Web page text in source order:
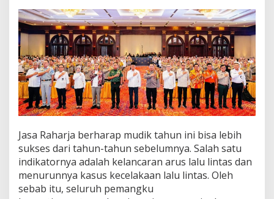
o
r
a
l
O
p
e
r
a
s
i
e
t
u
p
a
t
Jasa Raharja berharap mudik tahun ini bisa lebih
sukses dari tahun-tahun sebelumnya. Salah satu
indikatornya adalah kelancaran arus lalu lintas dan
menurunnya kasus kecelakaan lalu lintas. Oleh
sebab itu, seluruh pemangku